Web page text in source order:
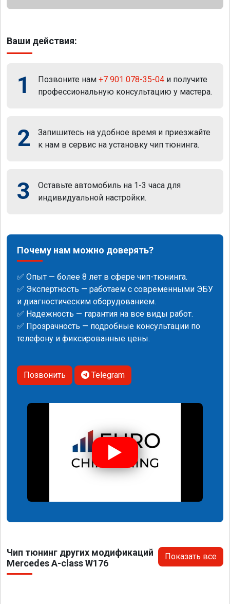
Ваши действия:
1 Позвоните нам +7 901 078-35-04 и получите
профессиональную консультацию у мастера.
2
Запишитесь на удобное время и приезжайте
к нам в сервис на установку чип тюнинга.
3
Оставьте автомобиль на 1-3 часа для
индивидуальной настройки.
Почему нам можно доверять?
✅ Опыт — более 8 лет в сфере чип-тюнинга.
✅ Экспертность — работаем с современными ЭБУ
и диагностическим оборудованием.
✅ Надежность — гарантия на все виды работ.
✅ Прозрачность — подробные консультации по
телефону и фиксированные цены.
Позвонить Telegram
Чип тюнинг других модификаций
Mercedes A-class W176
Показать все